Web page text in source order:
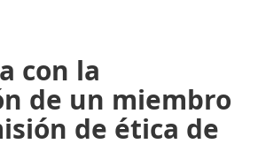
con la
de un miembro
de ética de